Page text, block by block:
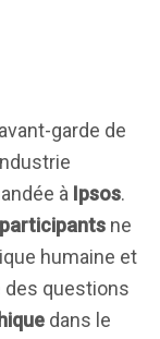
garde de
à Ipsos.
participants ne
humaine et
des questions
dans le